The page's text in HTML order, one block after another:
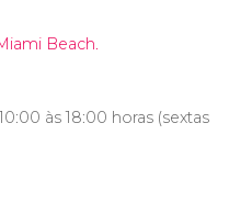
Beach.
às 18:00 horas (sextas